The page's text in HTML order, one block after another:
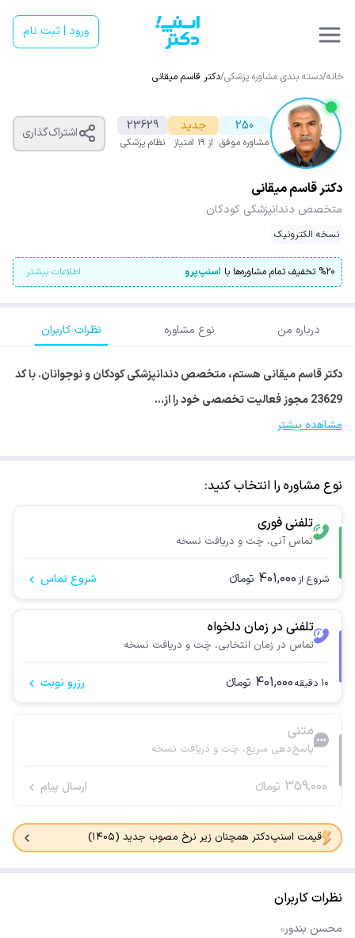
ورود | ثبت نام
خانه/دسته بندی مشاوره پزشکی/دکتر قاسم میقانی
250
مشاوره موفق
جدید
از ۱۹ امتیاز
23629
نظام پزشکی
اشتراک‌گذاری
دکتر قاسم میقانی
متخصص دندانپزشکی کودکان
نسخه الکترونیک
%۲۰ تخفیف تمام مشاوره‌ها با اسنپ‌پرو اطلاعات بیشتر
درباره من نوع مشاوره نظرات کاربران
دکتر قاسم میقانی هستم، متخصص دندانپزشکی کودکان و نوجوانان. با کد
23629 مجوز فعالیت تخصصی خود را از…
مشاهده بیشتر
نوع مشاوره را انتخاب کنید:
تلفنی فوری
تماس آنی، چَت و دریافت نسخه
شروع از 401,000 تومانء شروع تماس
تلفنی در زمان دلخواه
تماس در زمان انتخابی، چَت و دریافت نسخه
10 دقیقه401,000 تومانء رزرو نوبت
متنی
پاسخ‌دهی سریع، چَت و دریافت نسخه
359,000 تومانء ارسال پیام
قیمت اسنپ‌دکتر همچنان زیر نرخ مصوب جدید (۱۴۰۵)
نظرات کاربران
محسن بندور